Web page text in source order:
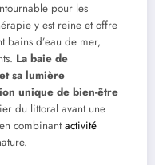
pour les
y est reine et offre
bains d’eau de mer,
La baie de
sa lumière
unique de bien-être
du littoral avant une
combinantactivité